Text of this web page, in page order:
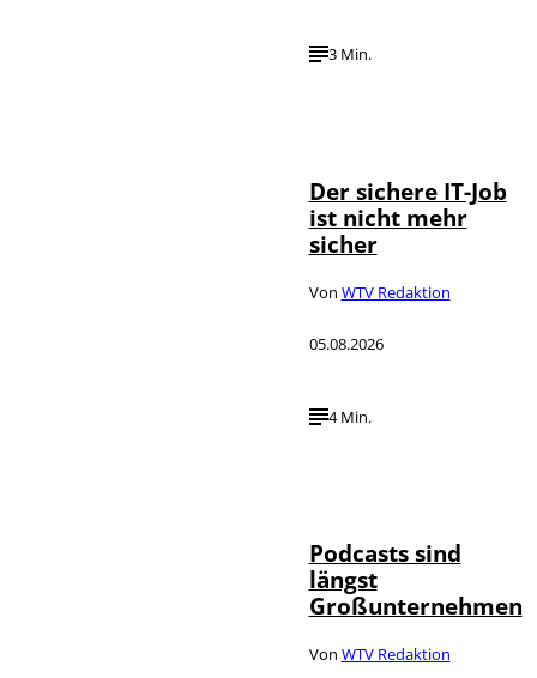
3 Min.
Der sichere IT-Job
ist nicht mehr
sicher
Von WTV Redaktion
05.08.2026
4 Min.
Podcasts sind
längst
Großunternehmen
Von WTV Redaktion